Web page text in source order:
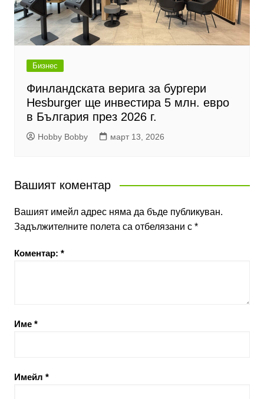
Бизнес
Финландската верига за бургери
Hesburger ще инвестира 5 млн. евро
в България през 2026 г.
Hobby Bobby март 13, 2026
Вашият коментар
Вашият имейл адрес няма да бъде публикуван.
Задължителните полета са отбелязани с *
Коментар: *
Име *
Имейл *